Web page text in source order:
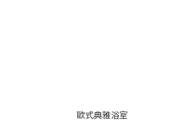
歐式典雅浴室